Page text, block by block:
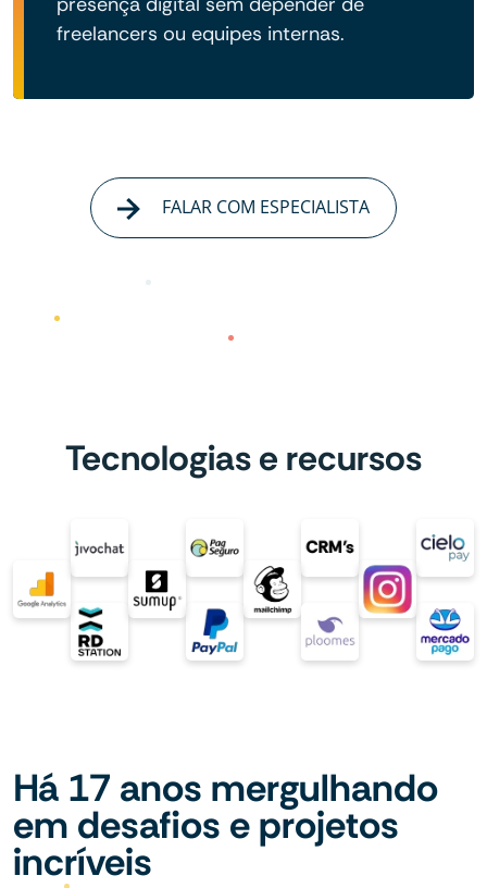
freelancers ou equipes internas.
FALAR COM ESPECIALISTA
Tecnologias e recursos
Há 17 anos mergulhando
em desafios e projetos
incríveis